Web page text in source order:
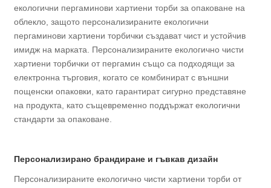
екологични пергаминови хартиени торби за опаковане на
облекло, защото персонализираните екологични
пергаминови хартиени торбички създават чист и устойчив
имидж на марката. Персонализираните екологично чисти
хартиени торбички от пергамин също са подходящи за
електронна търговия, когато се комбинират с външни
пощенски опаковки, като гарантират сигурно представяне
на продукта, като същевременно поддържат екологични
стандарти за опаковане.
Персонализирано брандиране и гъвкав дизайн
Персонализираните екологично чисти хартиени торби от